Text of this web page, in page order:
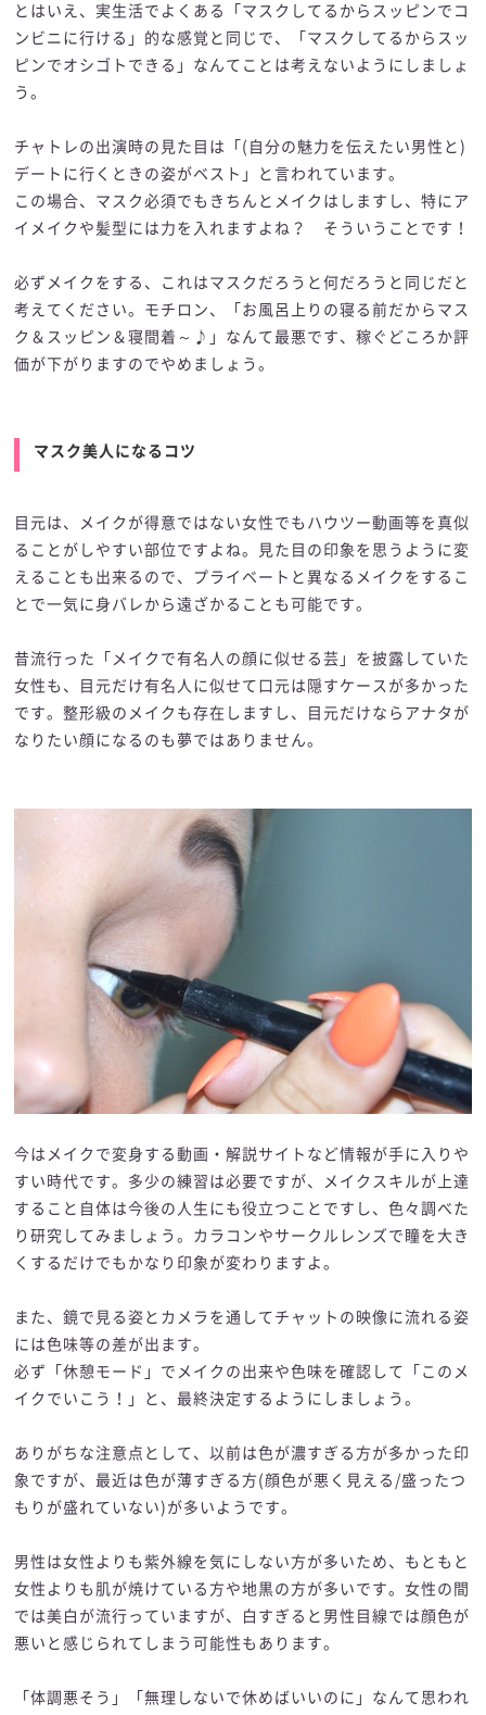
とはいえ、実生活でよくある「マスクしてるからスッピンでコ
ンビニに行ける」的な感覚と同じで、「マスクしてるからスッ
ピンでオシゴトできる」なんてことは考えないようにしましょ
う。
チャトレの出演時の見た目は「(自分の魅力を伝えたい男性と)
デートに行くときの姿がベスト」と言われています。
この場合、マスク必須でもきちんとメイクはしますし、特にア
イメイクや髪型には力を入れますよね？ そういうことです！
必ずメイクをする、これはマスクだろうと何だろうと同じだと
考えてください。モチロン、「お風呂上りの寝る前だからマス
ク＆スッピン＆寝間着～♪」なんて最悪です、稼ぐどころか評
価が下がりますのでやめましょう。
マスク美人になるコツ
目元は、メイクが得意ではない女性でもハウツー動画等を真似
ることがしやすい部位ですよね。見た目の印象を思うように変
えることも出来るので、プライベートと異なるメイクをするこ
とで一気に身バレから遠ざかることも可能です。
昔流行った「メイクで有名人の顔に似せる芸」を披露していた
女性も、目元だけ有名人に似せて口元は隠すケースが多かった
です。整形級のメイクも存在しますし、目元だけならアナタが
なりたい顔になるのも夢ではありません。
今はメイクで変身する動画・解説サイトなど情報が手に入りや
すい時代です。多少の練習は必要ですが、メイクスキルが上達
すること自体は今後の人生にも役立つことですし、色々調べた
り研究してみましょう。カラコンやサークルレンズで瞳を大き
くするだけでもかなり印象が変わりますよ。
また、鏡で見る姿とカメラを通してチャットの映像に流れる姿
には色味等の差が出ます。
必ず「休憩モード」でメイクの出来や色味を確認して「このメ
イクでいこう！」と、最終決定するようにしましょう。
ありがちな注意点として、以前は色が濃すぎる方が多かった印
象ですが、最近は色が薄すぎる方(顔色が悪く見える/盛ったつ
もりが盛れていない)が多いようです。
男性は女性よりも紫外線を気にしない方が多いため、もともと
女性よりも肌が焼けている方や地黒の方が多いです。女性の間
では美白が流行っていますが、白すぎると男性目線では顔色が
悪いと感じられてしまう可能性もあります。
「体調悪そう」「無理しないで休めばいいのに」なんて思われ